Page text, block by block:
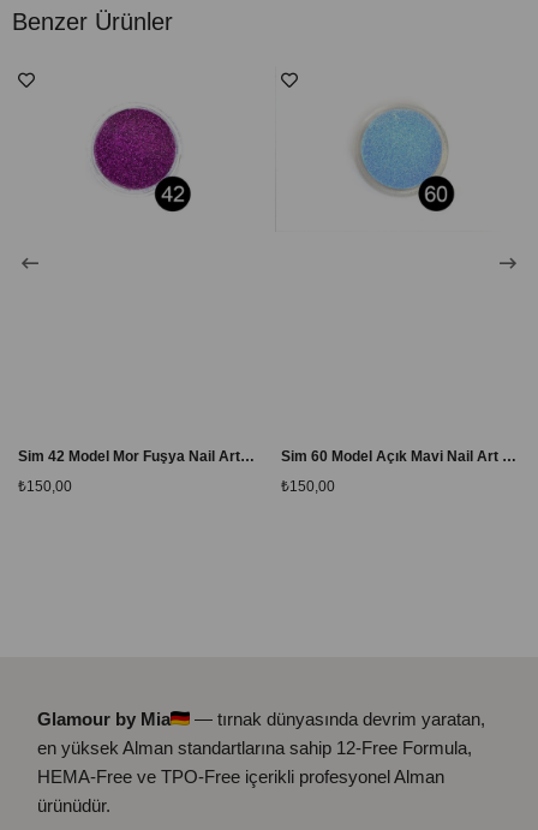
Fazla simi temizleyin.
Benzer Ürünler
Sim 42 Model Mor Fuşya Nail Art Simi
₺150,00
Sim 60 Model Açık Mavi Nail Art Simi
₺150,00
Glamour by Mia
— tırnak dünyasında devrim yaratan,
en yüksek Alman standartlarına sahip 12-Free Formula,
HEMA-Free ve TPO-Free içerikli profesyonel Alman
ürünüdür.